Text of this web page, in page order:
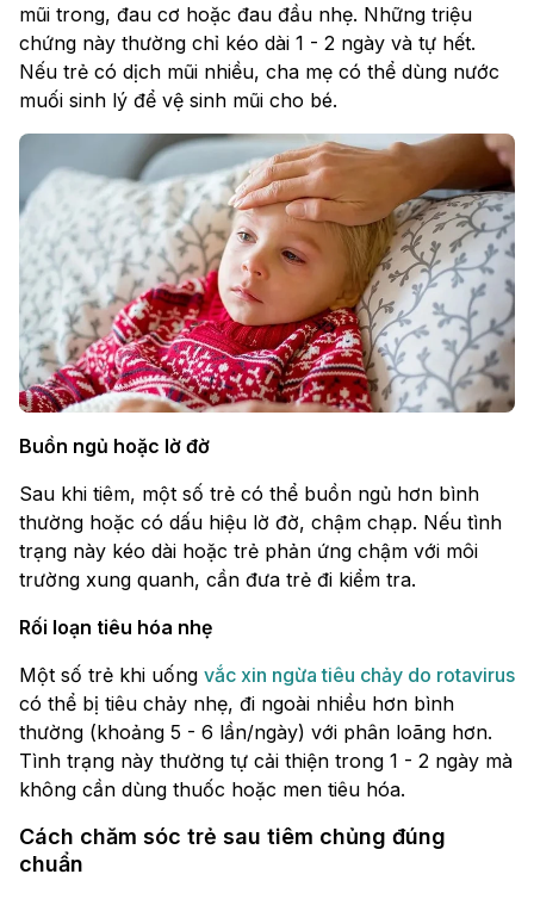
mũi trong, đau cơ hoặc đau đầu nhẹ. Những triệu
chứng này thường chỉ kéo dài 1 - 2 ngày và tự hết.
Nếu trẻ có dịch mũi nhiều, cha mẹ có thể dùng nước
muối sinh lý để vệ sinh mũi cho bé.
Buồn ngủ hoặc lờ đờ
Sau khi tiêm, một số trẻ có thể buồn ngủ hơn bình
thường hoặc có dấu hiệu lờ đờ, chậm chạp. Nếu tình
trạng này kéo dài hoặc trẻ phản ứng chậm với môi
trường xung quanh, cần đưa trẻ đi kiểm tra.
Rối loạn tiêu hóa nhẹ
Một số trẻ khi uống vắc xin ngừa tiêu chảy do rotavirus
có thể bị tiêu chảy nhẹ, đi ngoài nhiều hơn bình
thường (khoảng 5 - 6 lần/ngày) với phân loãng hơn.
Tình trạng này thường tự cải thiện trong 1 - 2 ngày mà
không cần dùng thuốc hoặc men tiêu hóa.
Cách chăm sóc trẻ sau tiêm chủng đúng
chuẩn